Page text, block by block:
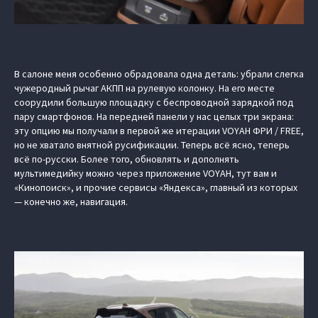
В салоне меня особенно обрадовала одна деталь: убрали слегка
чужеродный рычаг АКПП на рулевую колонку. На его месте
соорудили большую площадку с беспроводной зарядкой под
пару смартфонов. На передней панели у нас целых три экрана:
эту опцию мы получали в первой же итерации VOYAH ФРИ / FREE,
но не хватало внятной русификации. Теперь всё ясно, теперь
всё по-русски. Более того, обновлять и дополнять
мультимедийку можно через приложение VOYAH, тут вам и
«Кинопоиск», и прочие сервисы «Яндекса», главный из которых
— конечно же, навигация.